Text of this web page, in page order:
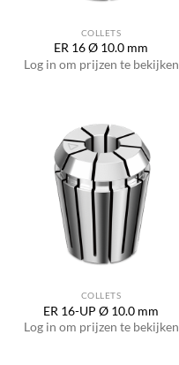
COLLETS
ER 16 Ø 10.0 mm
Log in om prijzen te bekijken
COLLETS
ER 16-UP Ø 10.0 mm
Log in om prijzen te bekijken